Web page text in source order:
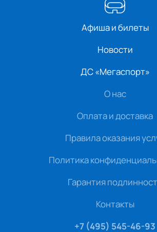
Афиша и билеты
Новости
ДС «Мегаспорт»
О нас
Оплата и доставка
Правила оказания
Политика
Гарантия
Контакты
+7 (495) 545-46-93